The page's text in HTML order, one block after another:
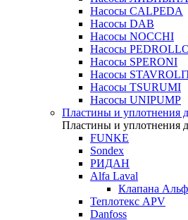
Насосы CALPEDA
Насосы DAB
Насосы NOCCHI
Насосы
Насосы SPERONI
Насосы
Насосы TSURUMI
Насосы UNIPUMP
Пластины и уплотнения
Пластины и уплотнения
FUNKE
Sondex
РИДАН
Alfa Laval
Клапана
Теплотекс APV
Danfoss